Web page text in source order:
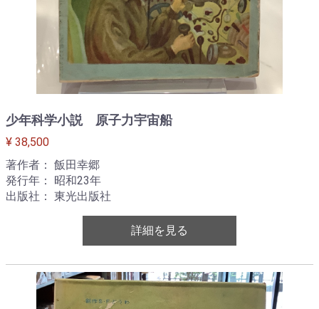
少年科学小説 原子力宇宙船
¥ 38,500
著作者： 飯田幸郷
発行年： 昭和23年
出版社： 東光出版社
詳細を見る